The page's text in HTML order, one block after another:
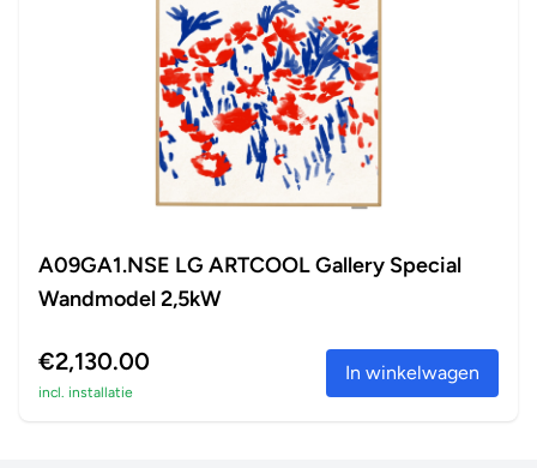
A09GA1.NSE LG ARTCOOL Gallery Special
Wandmodel 2,5kW
€2,130.00
incl. installatie
In winkelwagen